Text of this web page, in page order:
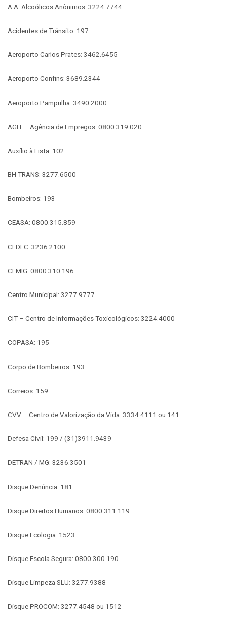
A.A. Alcoólicos Anônimos: 3224.7744
Acidentes de Trânsito: 197
Aeroporto Carlos Prates: 3462.6455
Aeroporto Confins: 3689.2344
Aeroporto Pampulha: 3490.2000
AGIT – Agência de Empregos: 0800.319.020
Auxílio à Lista: 102
BH TRANS: 3277.6500
Bombeiros: 193
CEASA: 0800.315.859
CEDEC: 3236.2100
CEMIG: 0800.310.196
Centro Municipal: 3277.9777
CIT – Centro de Informações Toxicológicos: 3224.4000
COPASA: 195
Corpo de Bombeiros: 193
Correios: 159
CVV – Centro de Valorização da Vida: 3334.4111 ou 141
Defesa Civil: 199 / (31)3911.9439
DETRAN / MG: 3236.3501
Disque Denúncia: 181
Disque Direitos Humanos: 0800.311.119
Disque Ecologia: 1523
Disque Escola Segura: 0800.300.190
Disque Limpeza SLU: 3277.9388
Disque PROCOM: 3277.4548 ou 1512